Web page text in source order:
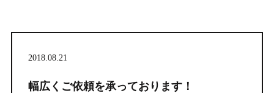
2018.08.21
幅広くご依頼を承っております！